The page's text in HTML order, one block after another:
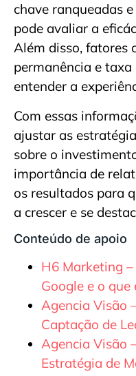
chave ranqueadas
pode avaliar a
Além disso, fatores
permanência e
entender a
Com essas
ajustar as
sobre o
importância de
os resultados para
a crescer e se
Conteúdo de apoio
H6 Marketing
Google e o que
Agencia Visão
Captação de
Agencia Visão
Estratégia de